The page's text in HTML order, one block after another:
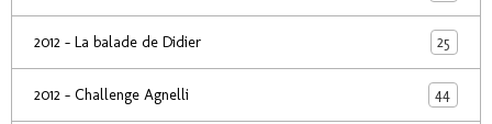
2012 - La balade de Didier 25
2012 - Challenge Agnelli 44